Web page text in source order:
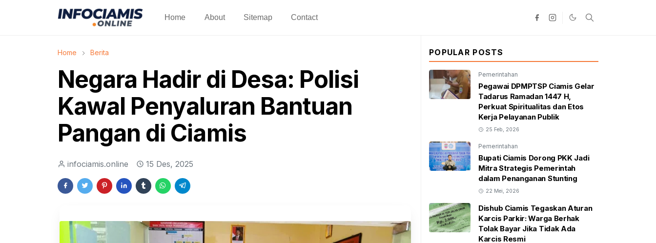
Home About Sitemap Contact
Home Berita
Negara Hadir di Desa: Polisi
Kawal Penyaluran Bantuan
Pangan di Ciamis
infociamis.online 15 Des, 2025
POPULAR POSTS
Pemerintahan
Pegawai DPMPTSP Ciamis Gelar
Tadarus Ramadan 1447 H,
Perkuat Spiritualitas dan Etos
Kerja Pelayanan Publik
25 Feb, 2026
Pemerintahan
Bupati Ciamis Dorong PKK Jadi
Mitra Strategis Pemerintah
dalam Penanganan Stunting
22 Mei, 2026
Dishub Ciamis Tegaskan Aturan
Karcis Parkir: Warga Berhak
Tolak Bayar Jika Tidak Ada
Karcis Resmi